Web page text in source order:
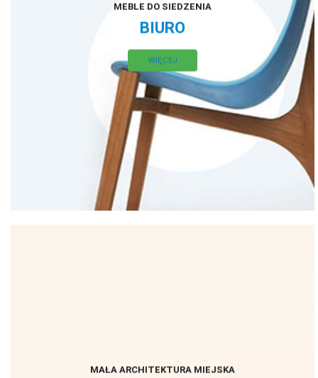
MEBLE DO SIEDZENIA
BIURO
WIĘCEJ
MAŁA ARCHITEKTURA MIEJSKA